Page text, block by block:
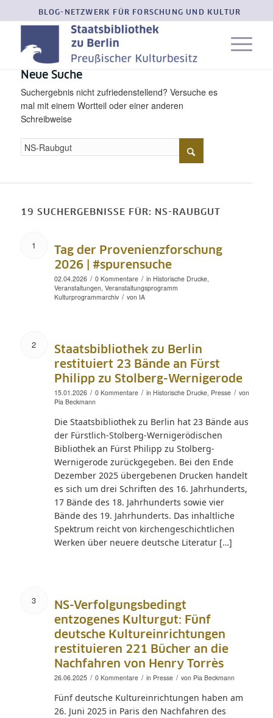
BLOG-NETZWERK FÜR FORSCHUNG UND KULTUR
Neue Suche
Suchergebnis nicht zufriedenstellend? Versuche es
mal mit einem Wortteil oder einer anderen
Schreibweise
19 SUCHERGEBNISSE FÜR: NS-RAUBGUT
1
Tag der Provenienzforschung
2026 | #spurensuche
02.04.2026 / 0 Kommentare / in Historische Drucke,
Veranstaltungen, Veranstaltungsprogramm
Kulturprogrammarchiv / von IA
2
Staatsbibliothek zu Berlin
restituiert 23 Bände an Fürst
Philipp zu Stolberg-Wernigerode
15.01.2026 / 0 Kommentare / in Historische Drucke, Presse / von
Pia Beckmann
Die Staatsbibliothek zu Berlin hat 23 Bände aus
der Fürstlich-Stolberg-Wernigerödischen
Bibliothek an Fürst Philipp zu Stolberg-
Wernigerode zurückgegeben. Bei den Ende
Dezember 2025 übergebenen Drucken handelt
es sich um drei Schriften des 16. Jahrhunderts,
17 Bände des 18. Jahrhunderts sowie vier
Bände des 19. Jahrhunderts. Das inhaltliche
Spektrum reicht von kirchengeschichtlichen
Werken über neuere deutsche Literatur […]
3
NS-Verfolgungsbedingt
entzogenes Kulturgut: Fünf
deutsche Kultureinrichtungen
restituieren 221 Bücher an die
Nachfahren von Henry Torrès
26.06.2025 / 0 Kommentare / in Presse / von Pia Beckmann
Fünf deutsche Kultureinrichtungen haben am
26. Juni 2025 in Paris den Nachfahren des